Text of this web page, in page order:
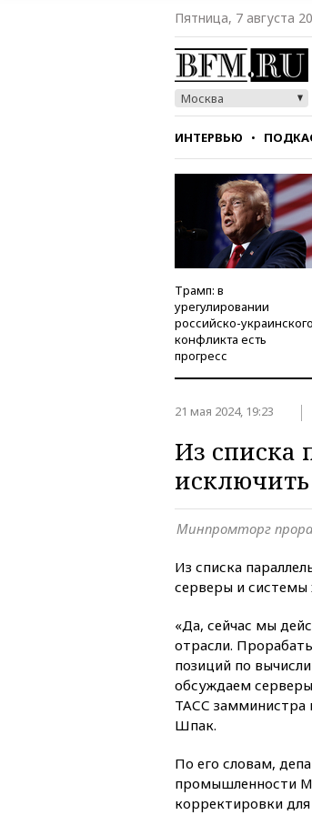
Пятница, 7 августа
Москва
ИНТЕРВЬЮ
СТИЛЬ ТЕСТЫ
Трамп: в
урегулировании
российско-украинского
конфликта есть
прогресс
21 мая 2024, 19:23
Из списка
Минпромторг
Из списка
серверы и системы
«Да, сейчас мы
отрасли.
позиций по
обсуждаем
ТАСС замминистра
Шпак.
По его словам,
промышленности
корректировки